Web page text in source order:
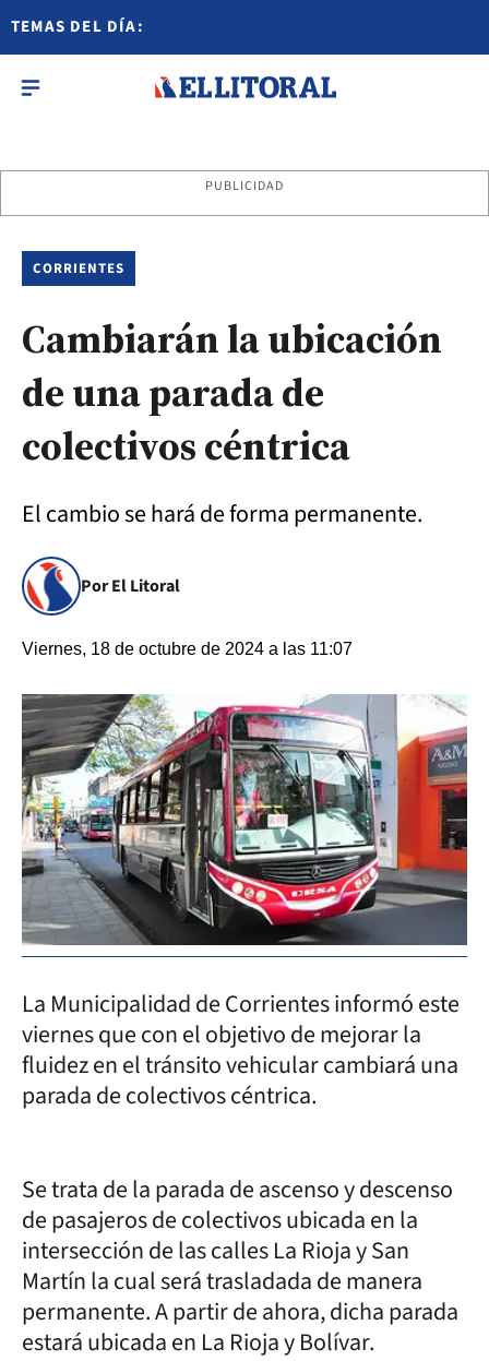
TEMAS DEL DÍA:
PUBLICIDAD
CORRIENTES
Cambiarán la ubicación
de una parada de
colectivos céntrica
El cambio se hará de forma permanente.
Por El Litoral
Viernes, 18 de octubre de 2024 a las 11:07
La Municipalidad de Corrientes informó este
viernes que con el objetivo de mejorar la
fluidez en el tránsito vehicular cambiará una
parada de colectivos céntrica.
Se trata de la parada de ascenso y descenso
de pasajeros de colectivos ubicada en la
intersección de las calles La Rioja y San
Martín la cual será trasladada de manera
permanente. A partir de ahora, dicha parada
estará ubicada en La Rioja y Bolívar.